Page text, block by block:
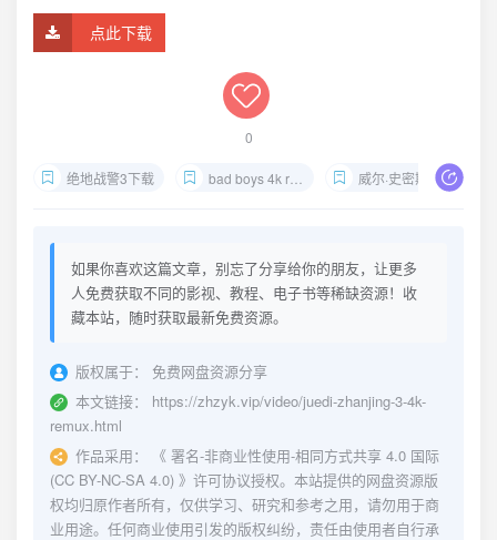
点此下载
0
绝地战警3下载 bad boys 4k remux 威尔·史密斯动作片
如果你喜欢这篇文章，别忘了分享给你的朋友，让更多
人免费获取不同的影视、教程、电子书等稀缺资源！收
藏本站，随时获取最新免费资源。
版权属于：
免费网盘资源分享
本文链接：
https://zhzyk.vip/video/juedi-zhanjing-3-4k-
remux.html
作品采用：
《 署名-非商业性使用-相同方式共享 4.0 国际
(CC BY-NC-SA 4.0) 》许可协议授权。本站提供的网盘资源版
权均归原作者所有，仅供学习、研究和参考之用，请勿用于商
业用途。任何商业使用引发的版权纠纷，责任由使用者自行承